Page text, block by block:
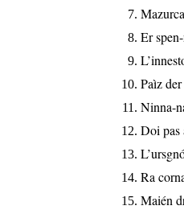
Er
Paìz
Ninna-
Doi pas
Ra
Maién